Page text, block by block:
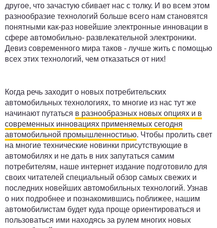
другое, что зачастую сбивает нас с толку. И во всем этом
разнообразие технологий больше всего нам становятся
понятными как-раз новейшие электронные инновации в
сфере автомобильно- развлекательной электроники.
Девиз современного мира таков - лучше жить с помощью
всех этих технологий, чем отказаться от них!
Когда речь заходит о новых потребительских
автомобильных технологиях, то многие из нас тут же
начинают путаться в разнообразных новых опциях и в
современных инновациях применяемых сегодня
автомобильной промышленностиью. Чтобы пролить свет
на многие технические новинки присутствующие в
автомобилях и не дать в них запутаться самим
потребителям, наше интернет издание подготовило для
своих читателей специальный обзор самых свежих и
последних новейших автомобильных технологий. Узнав
о них подробнее и познакомившись поближее, нашим
автомобилистам будет куда проще ориентироваться и
пользоваться ими находясь за рулем многих новых